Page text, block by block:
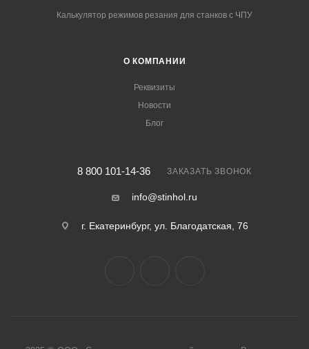
Калькулятор режимов резания для станков с ЧПУ
О КОМПАНИИ
Реквизиты
Новости
Блог
8 800 101-14-36 ЗАКАЗАТЬ ЗВОНОК
info@stinhol.ru
г. Екатеринбург, ул. Благодатская, 76